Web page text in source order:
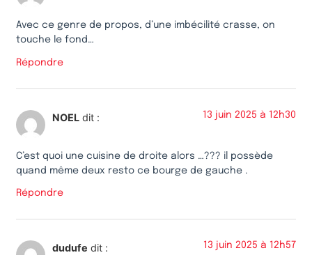
Avec ce genre de propos, d’une imbécilité crasse, on
touche le fond…
Répondre
NOEL dit : 13 juin 2025 à 12h30
C’est quoi une cuisine de droite alors …??? il possède
quand même deux resto ce bourge de gauche .
Répondre
dudufe dit : 13 juin 2025 à 12h57